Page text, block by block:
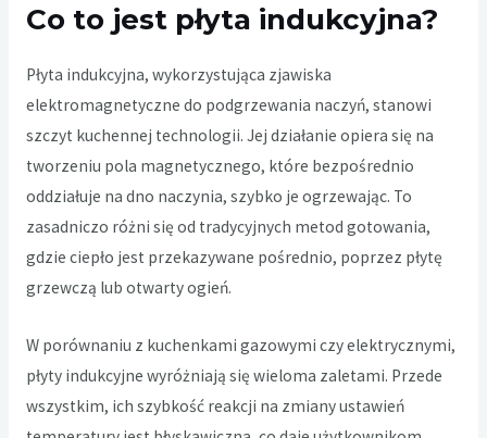
Co to jest płyta indukcyjna?
Płyta indukcyjna, wykorzystująca zjawiska
elektromagnetyczne do podgrzewania naczyń, stanowi
szczyt kuchennej technologii. Jej działanie opiera się na
tworzeniu pola magnetycznego, które bezpośrednio
oddziałuje na dno naczynia, szybko je ogrzewając. To
zasadniczo różni się od tradycyjnych metod gotowania,
gdzie ciepło jest przekazywane pośrednio, poprzez płytę
grzewczą lub otwarty ogień.
W porównaniu z kuchenkami gazowymi czy elektrycznymi,
płyty indukcyjne wyróżniają się wieloma zaletami. Przede
wszystkim, ich szybkość reakcji na zmiany ustawień